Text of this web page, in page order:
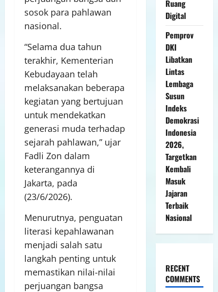
sosok para pahlawan
nasional.
“Selama dua tahun
terakhir, Kementerian
Kebudayaan telah
melaksanakan beberapa
kegiatan yang bertujuan
untuk mendekatkan
generasi muda terhadap
sejarah pahlawan,” ujar
Fadli Zon dalam
keterangannya di
Jakarta, pada
(23/6/2026).
Menurutnya, penguatan
literasi kepahlawanan
menjadi salah satu
langkah penting untuk
memastikan nilai-nilai
perjuangan bangsa
Ruang
Digital
Pemprov
DKI
Libatkan
Lintas
Lembaga
Susun
Indeks
Demokrasi
Indonesia
2026,
Targetkan
Kembali
Masuk
Jajaran
Terbaik
Nasional
RECENT
COMMENTS